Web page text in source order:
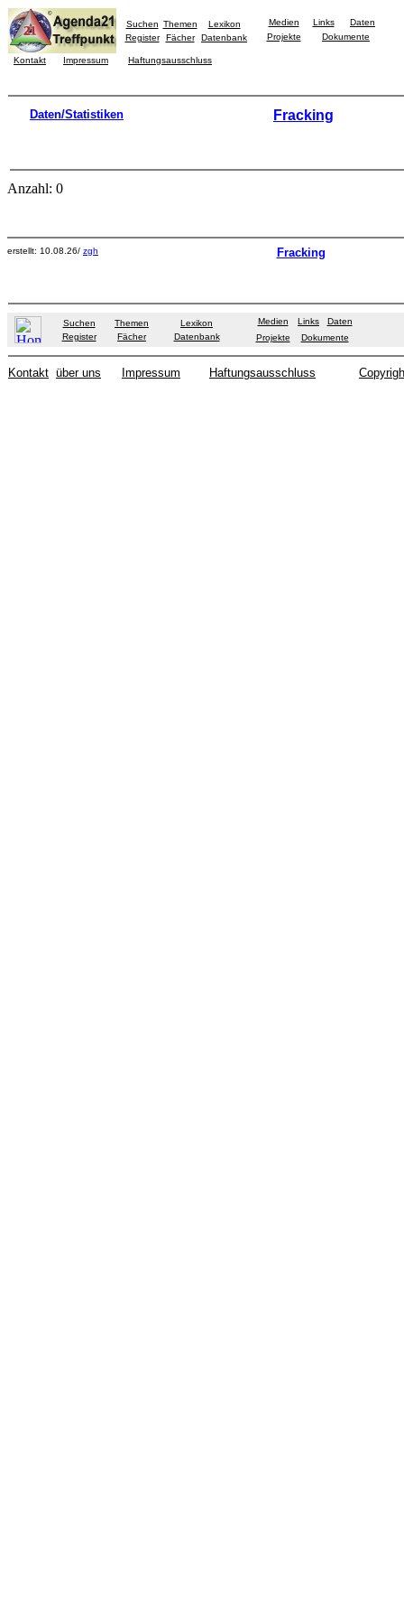
Suchen Themen
Lexikon
Register
Fächer Datenbank
Medien Links
Daten
Projekte
Dokumente
Kontakt Impressum Haftungsausschluss
Daten/Statistiken Fracking
Anzahl: 0
erstellt: 10.08.26/ zgh Fracking
Suchen Themen
Lexikon
Register
Fächer Datenbank
Medien Links
Daten
Projekte
Dokumente
Kontakt über uns Impressum Haftungsausschluss